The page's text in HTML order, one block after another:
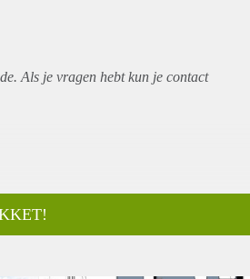
Als je vragen hebt kun je contact